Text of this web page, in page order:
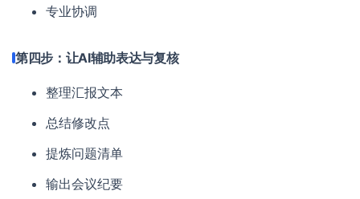
专业协调
第四步：让AI辅助表达与复核
整理汇报文本
总结修改点
提炼问题清单
输出会议纪要